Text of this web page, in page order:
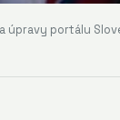
úpravy portálu